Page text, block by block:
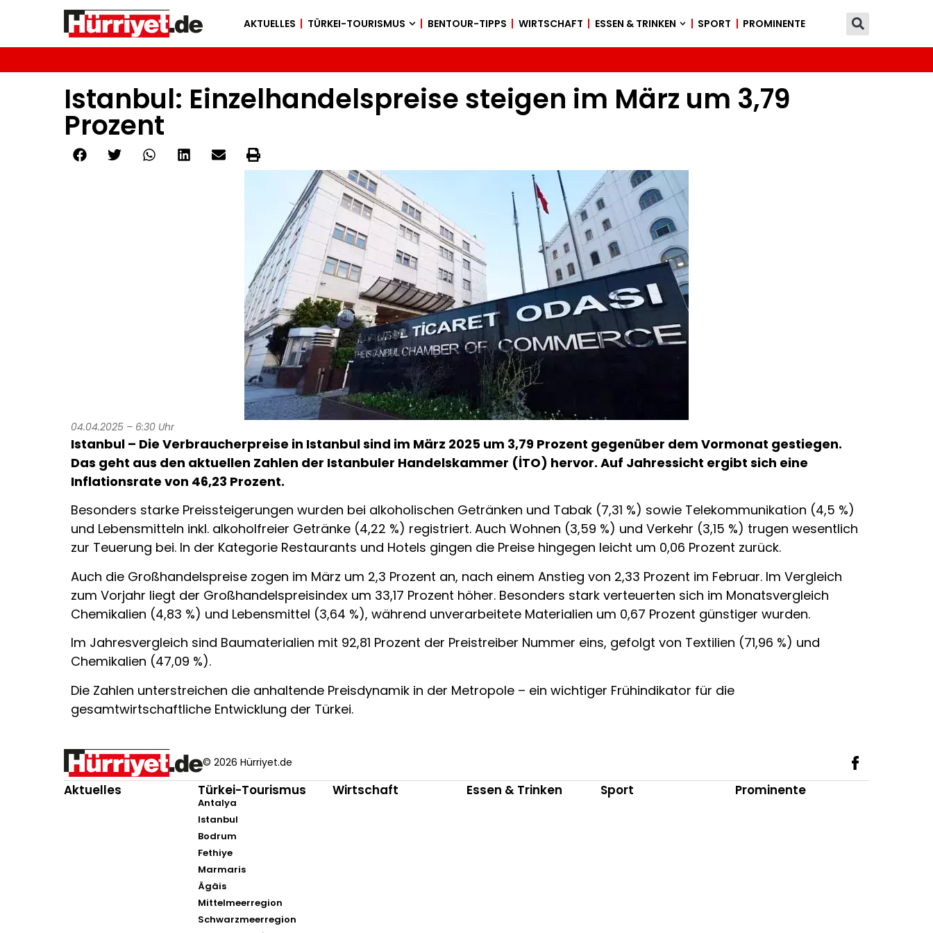
AKTUELLES TÜRKEI-TOURISMUS BENTOUR-TIPPS WIRTSCHAFT ESSEN & TRINKEN SPORT PROMINENTE
Istanbul: Einzelhandelspreise steigen im März um 3,79
Prozent
04.04.2025 – 6:30 Uhr
Istanbul – Die Verbraucherpreise in Istanbul sind im März 2025 um 3,79 Prozent gegenüber dem Vormonat gestiegen.
Das geht aus den aktuellen Zahlen der Istanbuler Handelskammer (İTO) hervor. Auf Jahressicht ergibt sich eine
Inflationsrate von 46,23 Prozent.
Besonders starke Preissteigerungen wurden bei alkoholischen Getränken und Tabak (7,31 %) sowie Telekommunikation (4,5 %)
und Lebensmitteln inkl. alkoholfreier Getränke (4,22 %) registriert. Auch Wohnen (3,59 %) und Verkehr (3,15 %) trugen wesentlich
zur Teuerung bei. In der Kategorie Restaurants und Hotels gingen die Preise hingegen leicht um 0,06 Prozent zurück.
Auch die Großhandelspreise zogen im März um 2,3 Prozent an, nach einem Anstieg von 2,33 Prozent im Februar. Im Vergleich
zum Vorjahr liegt der Großhandelspreisindex um 33,17 Prozent höher. Besonders stark verteuerten sich im Monatsvergleich
Chemikalien (4,83 %) und Lebensmittel (3,64 %), während unverarbeitete Materialien um 0,67 Prozent günstiger wurden.
Im Jahresvergleich sind Baumaterialien mit 92,81 Prozent der Preistreiber Nummer eins, gefolgt von Textilien (71,96 %) und
Chemikalien (47,09 %).
Die Zahlen unterstreichen die anhaltende Preisdynamik in der Metropole – ein wichtiger Frühindikator für die
gesamtwirtschaftliche Entwicklung der Türkei.
© 2026 Hürriyet.de
Aktuelles Türkei-Tourismus
Antalya
Istanbul
Bodrum
Fethiye
Marmaris
Ägäis
Mittelmeerregion
Schwarzmeerregion
Wirtschaft Essen & Trinken Sport Prominente